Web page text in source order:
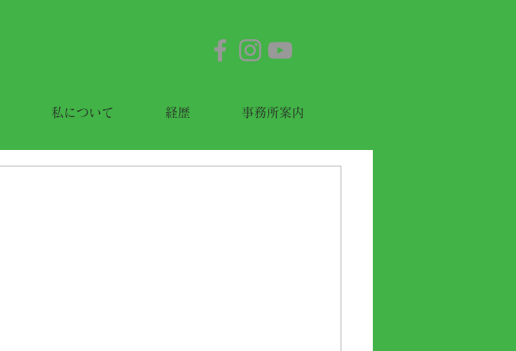
私について 経歴 事務所案内